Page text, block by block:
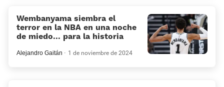
Wembanyama siembra el
terror en la NBA en una noche
de miedo... para la historia
Alejandro Gaitán 1 de noviembre de 2024